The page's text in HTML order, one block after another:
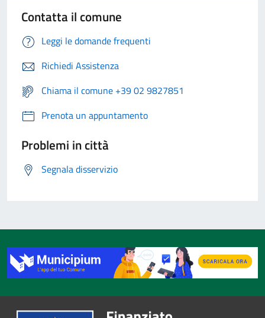
Contatta il comune
Leggi le domande frequenti
Richiedi Assistenza
Chiama il comune +39 02 9827851
Prenota un appuntamento
Problemi in città
Segnala disservizio